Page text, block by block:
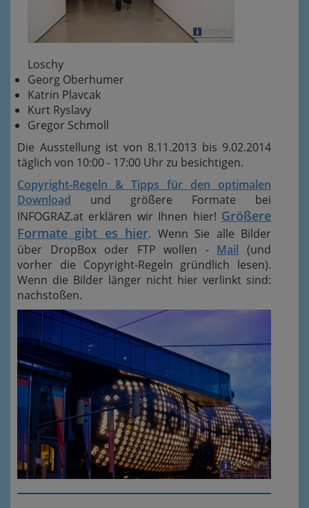
Loschy
Georg Oberhumer
Katrin Plavcak
Kurt Ryslavy
Gregor Schmoll
Die Ausstellung ist von 8.11.2013 bis 9.02.2014
täglich von 10:00 - 17:00 Uhr zu besichtigen.
Copyright-Regeln & Tipps für den optimalen
Download und größere Formate bei
INFOGRAZ.at erklären wir Ihnen hier! Größere
Formate gibt es hier. Wenn Sie alle Bilder
über DropBox oder FTP wollen - Mail (und
vorher die Copyright-Regeln gründlich lesen).
Wenn die Bilder länger nicht hier verlinkt sind:
nachstoßen.